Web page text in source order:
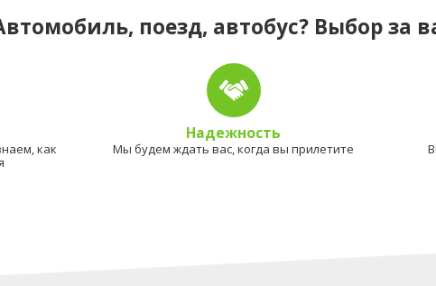
поезд, автобус? Выбор за
как
Надежность
Мы будем ждать вас, когда вы прилетите